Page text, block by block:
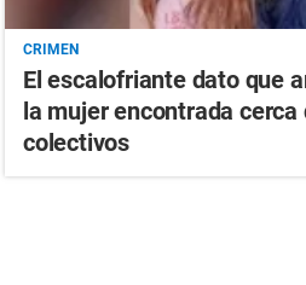
CRIMEN
El escalofriante dato que
la mujer encontrada cerca
colectivos